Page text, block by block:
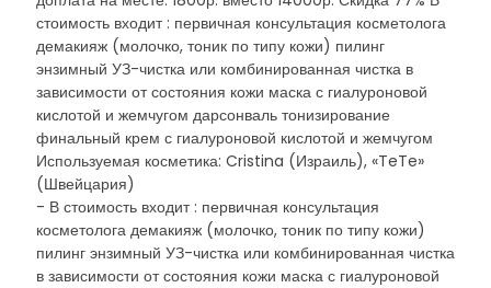
стоимость входит : первичная консультация косметолога
демакияж (молочко, тоник по типу кожи) пилинг
энзимный УЗ-чистка или комбинированная чистка в
зависимости от состояния кожи маска с гиалуроновой
кислотой и жемчугом дарсонваль тонизирование
финальный крем с гиалуроновой кислотой и жемчугом
Используемая косметика: Cristina (Израиль), «TeTe»
(Швейцария)
- В стоимость входит : первичная консультация
косметолога демакияж (молочко, тоник по типу кожи)
пилинг энзимный УЗ-чистка или комбинированная чистка
в зависимости от состояния кожи маска с гиалуроновой